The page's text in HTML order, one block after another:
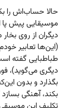
حالا حساب‌اش را
موسیقایی پیش
دیگران از روی
(این‌ها تعابیر
طباطبایی گفته
دیگری می‌گوید)،
بگذارد و بدون
بکند، آهنگی